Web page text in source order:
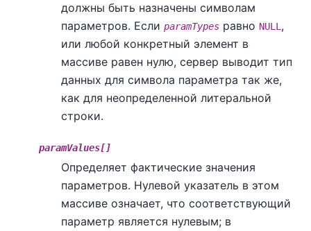
должны быть назначены символам
параметров. Если paramTypes равно NULL,
или любой конкретный элемент в
массиве равен нулю, сервер выводит тип
данных для символа параметра так же,
как для неопределенной литеральной
строки.
paramValues[]
Определяет фактические значения
параметров. Нулевой указатель в этом
массиве означает, что соответствующий
параметр является нулевым; в